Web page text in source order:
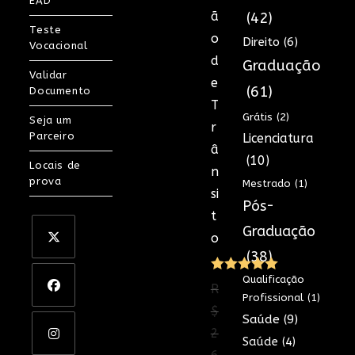
Teste
Vocacional
Validar
Documento
Seja um
Parceiro
Locais de
prova
ã
o
d
e
T
r
â
n
si
t
o
Avaliação
de 5
R
$
2
(42)
Direito (6)
Graduação
(61)
Grátis (2)
Licenciatura
(10)
Mestrado (1)
Pós-
Graduação
(38)
Qualificação
Profissional (1)
Saúde (9)
Saúde (4)